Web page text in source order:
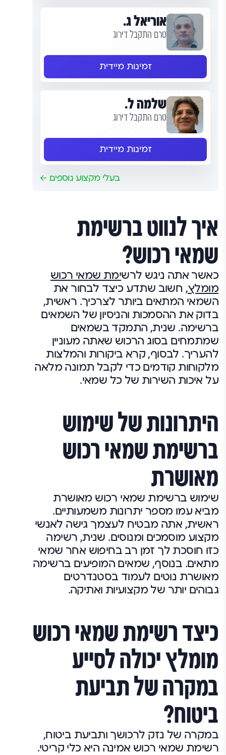
אוריאל ג.
טרם התקבל דירוג
זמינות מיידית
שלמה ל.
טרם התקבל דירוג
זמינות מיידית
בעלי מקצוע נוספים
איך לנווט ברשימת
שמאי רכוש?
כאשר אתה ניגש לרשימת שמאי רכוש
מומלץ, חשוב שתדע כיצד לבחור את
השמאי המתאים ביותר לצרכיך. ראשית,
בדוק את ההסמכות והניסיון של השמאים
ברשימה. שנית, התמקד בשמאים
שמתמחים בסוג הרכוש שאתה מעוניין
להעריך. לבסוף, קרא ביקורות והמלצות
מלקוחות קודמים כדי לקבל תמונה מלאה
על איכות השירות של כל שמאי.
היתרונות של שימוש
ברשימת שמאי רכוש
מאושרת
שימוש ברשימת שמאי רכוש מאושרת
מביא עמו מספר יתרונות משמעותיים.
ראשית, אתה מבטיח לעצמך גישה לאנשי
מקצוע מוסמכים ומנוסים. שנית, רשימה
כזו חוסכת לך זמן רב בחיפוש אחר שמאי
מתאים. בנוסף, שמאים המופיעים ברשימה
מאושרת נוטים לעמוד בסטנדרטים
גבוהים יותר של מקצועיות ואתיקה.
כיצד רשימת שמאי רכוש
מומלץ יכולה לסייע
במקרה של תביעת
ביטוח?
במקרה של נזק לרכושך ותביעת ביטוח,
רשימת שמאי רכוש אמינה היא כלי קריטי.